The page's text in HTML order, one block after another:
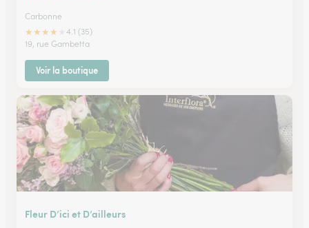
Carbonne
★★★★
4.1 (35)
19, rue Gambetta
Voir la boutique
Fleur D’ici et D’ailleurs